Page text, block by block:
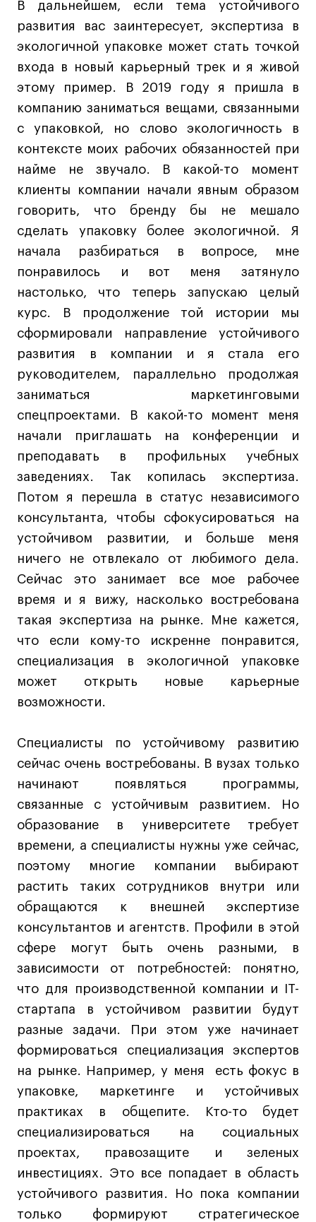
В дальнейшем, если тема устойчивого
развития вас заинтересует, экспертиза в
экологичной упаковке может стать точкой
входа в новый карьерный трек и я живой
этому пример. В 2019 году я пришла в
компанию заниматься вещами, связанными
с упаковкой, но слово экологичность в
контексте моих рабочих обязанностей при
найме не звучало. В какой-то момент
клиенты компании начали явным образом
говорить, что бренду бы не мешало
сделать упаковку более экологичной. Я
начала разбираться в вопросе, мне
понравилось и вот меня затянуло
настолько, что теперь запускаю целый
курс. В продолжение той истории мы
сформировали направление устойчивого
развития в компании и я стала его
руководителем, параллельно продолжая
заниматься маркетинговыми
спецпроектами. В какой-то момент меня
начали приглашать на конференции и
преподавать в профильных учебных
заведениях. Так копилась экспертиза.
Потом я перешла в статус независимого
консультанта, чтобы сфокусироваться на
устойчивом развитии, и больше меня
ничего не отвлекало от любимого дела.
Сейчас это занимает все мое рабочее
время и я вижу, насколько востребована
такая экспертиза на рынке. Мне кажется,
что если кому-то искренне понравится,
специализация в экологичной упаковке
может открыть новые карьерные
возможности.
Специалисты по устойчивому развитию
сейчас очень востребованы. В вузах только
начинают появляться программы,
связанные с устойчивым развитием. Но
образование в университете требует
времени, а специалисты нужны уже сейчас,
поэтому многие компании выбирают
растить таких сотрудников внутри или
обращаются к внешней экспертизе
консультантов и агентств. Профили в этой
сфере могут быть очень разными, в
зависимости от потребностей: понятно,
что для производственной компании и IT-
стартапа в устойчивом развитии будут
разные задачи. При этом уже начинает
формироваться специализация экспертов
на рынке. Например, у меня есть фокус в
упаковке, маркетинге и устойчивых
практиках в общепите. Кто-то будет
специализироваться на социальных
проектах, правозащите и зеленых
инвестициях. Это все попадает в область
устойчивого развития. Но пока компании
только формируют стратегическое